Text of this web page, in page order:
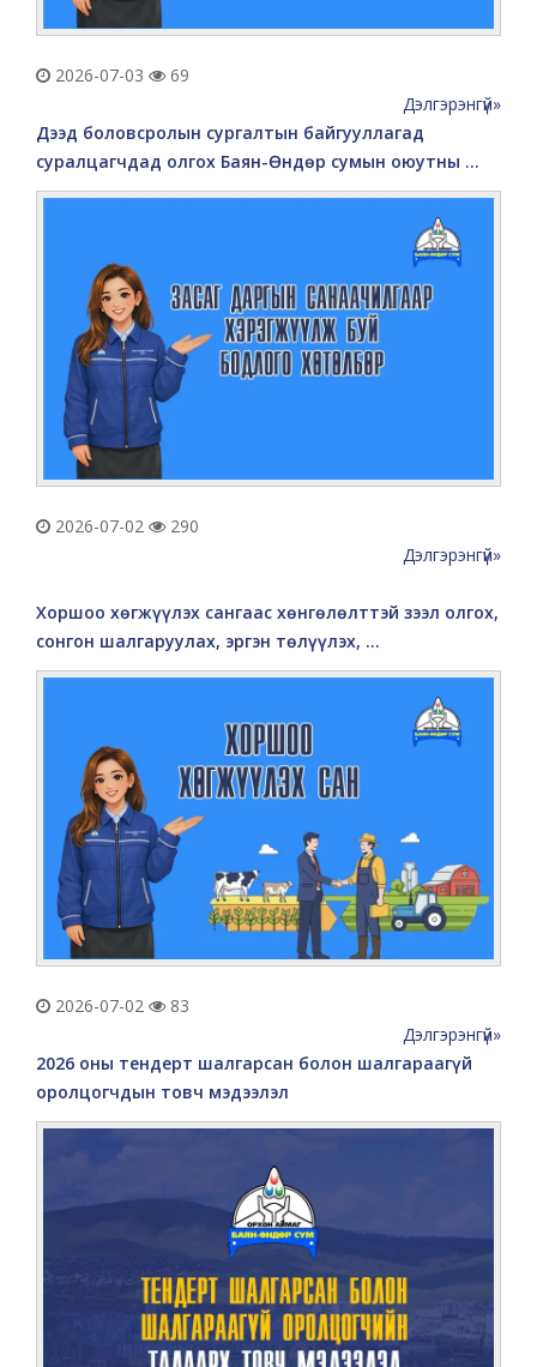
2026-07-03
69
Дэлгэрэнгүй»
Дээд боловсролын сургалтын байгууллагад
суралцагчдад олгох Баян-Өндөр сумын оюутны ...
2026-07-02
290
Дэлгэрэнгүй»
Хоршоо хөгжүүлэх сангаас хөнгөлөлттэй зээл олгох,
сонгон шалгаруулах, эргэн төлүүлэх, ...
2026-07-02
83
Дэлгэрэнгүй»
2026 оны тендерт шалгарсан болон шалгараагүй
оролцогчдын товч мэдээлэл